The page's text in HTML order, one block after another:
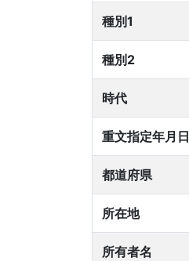
種別1
種別2
時代
重文指定年月日
都道府県
所在地
所有者名